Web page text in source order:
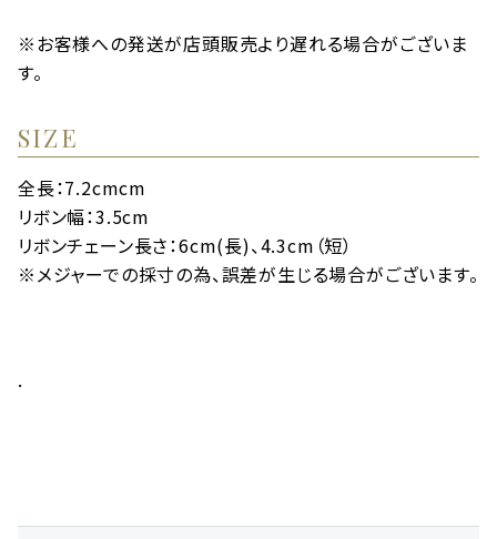
※お客様への発送が店頭販売より遅れる場合がございま
す。
SIZE
全長：7.2cmcm
リボン幅：3.5cm
リボンチェーン長さ：6cm(長)、4.3cm（短）
※メジャーでの採寸の為、誤差が生じる場合がございます。
.